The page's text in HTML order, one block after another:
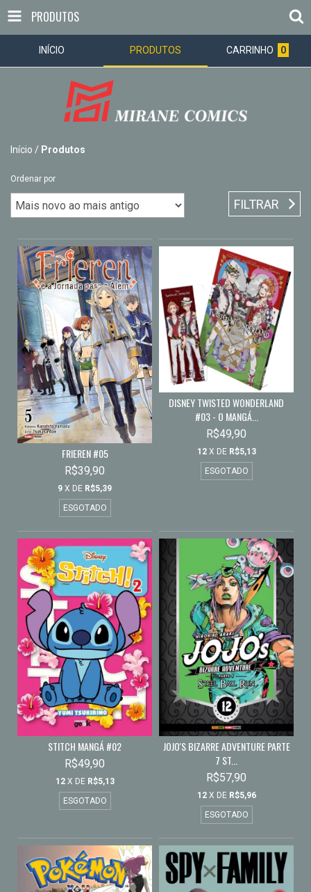
PRODUTOS
INÍCIO PRODUTOS CARRINHO 0
Início / Produtos
Ordenar por
FILTRAR
FRIEREN #05
R$39,90
9 X DE R$5,39
ESGOTADO
DISNEY TWISTED WONDERLAND
#03 - O MANGÁ...
R$49,90
12 X DE R$5,13
ESGOTADO
STITCH MANGÁ #02
R$49,90
12 X DE R$5,13
ESGOTADO
JOJO'S BIZARRE ADVENTURE PARTE
7 ST...
R$57,90
12 X DE R$5,96
ESGOTADO